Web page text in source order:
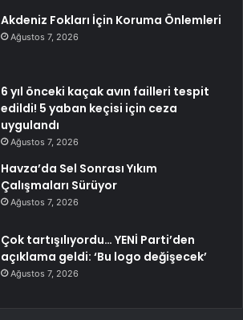
Akdeniz Fokları İçin Koruma Önlemleri
Ağustos 7, 2026
6 yıl önceki kaçak avın failleri tespit
edildi! 5 yaban keçisi için ceza
uygulandı
Ağustos 7, 2026
Havza’da Sel Sonrası Yıkım
Çalışmaları Sürüyor
Ağustos 7, 2026
Çok tartışılıyordu… YENİ Parti’den
açıklama geldi: ‘Bu logo değişecek’
Ağustos 7, 2026